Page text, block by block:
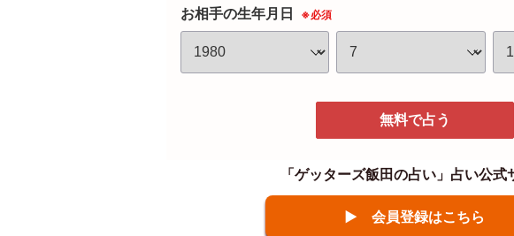
お相手の生年月日 ※必須
無料で占う
「ゲッターズ飯田の占い」占い公式
▶ 会員登録はこちら